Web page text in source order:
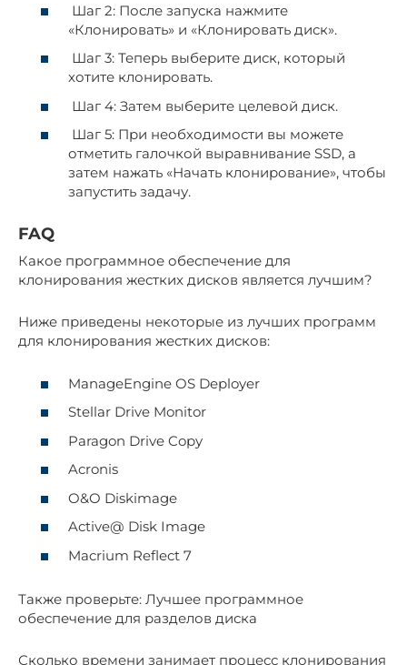
Шаг 2: После запуска нажмите
«Клонировать» и «Клонировать диск».
Шаг 3: Теперь выберите диск, который
хотите клонировать.
Шаг 4: Затем выберите целевой диск.
Шаг 5: При необходимости вы можете
отметить галочкой выравнивание SSD, а
затем нажать «Начать клонирование», чтобы
запустить задачу.
FAQ
Какое программное обеспечение для
клонирования жестких дисков является лучшим?
Ниже приведены некоторые из лучших программ
для клонирования жестких дисков:
ManageEngine OS Deployer
Stellar Drive Monitor
Paragon Drive Copy
Acronis
O&O Diskimage
Active@ Disk Image
Macrium Reflect 7
Также проверьте: Лучшее программное
обеспечение для разделов диска
Сколько времени занимает процесс клонирования